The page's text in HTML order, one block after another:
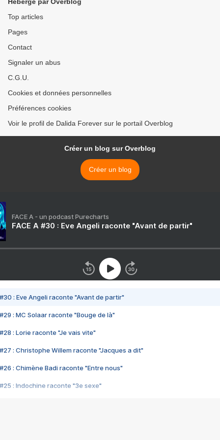
Top articles
Pages
Contact
Signaler un abus
C.G.U.
Cookies et données personnelles
Préférences cookies
Voir le profil de Dalida Forever sur le portail Overblog
Créer un blog sur Overblog
Créer un blog
FACE A - un podcast Purecharts
FACE A #30 : Eve Angeli raconte "Avant de partir"
#30 : Eve Angeli raconte "Avant de partir"
#29 : MC Solaar raconte "Bouge de là"
#28 : Lorie raconte "Je vais vite"
#27 : Christophe Willem raconte "Jacques a dit"
#26 : Chimène Badi raconte "Entre nous"
#25 : Indochine raconte "3e sexe"